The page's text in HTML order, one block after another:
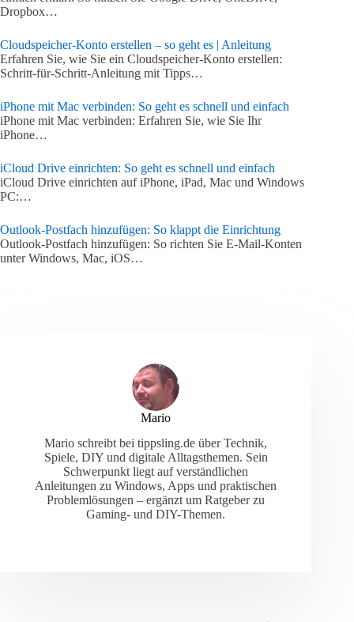
Dropbox…
Cloudspeicher-Konto erstellen – so geht es | Anleitung
Erfahren Sie, wie Sie ein Cloudspeicher-Konto erstellen:
Schritt-für-Schritt-Anleitung mit Tipps…
iPhone mit Mac verbinden: So geht es schnell und einfach
iPhone mit Mac verbinden: Erfahren Sie, wie Sie Ihr
iPhone…
iCloud Drive einrichten: So geht es schnell und einfach
iCloud Drive einrichten auf iPhone, iPad, Mac und Windows
PC:…
Outlook-Postfach hinzufügen: So klappt die Einrichtung
Outlook-Postfach hinzufügen: So richten Sie E-Mail-Konten
unter Windows, Mac, iOS…
Mario
Mario schreibt bei tippsling.de über Technik,
Spiele, DIY und digitale Alltagsthemen. Sein
Schwerpunkt liegt auf verständlichen
Anleitungen zu Windows, Apps und praktischen
Problemlösungen – ergänzt um Ratgeber zu
Gaming- und DIY-Themen.